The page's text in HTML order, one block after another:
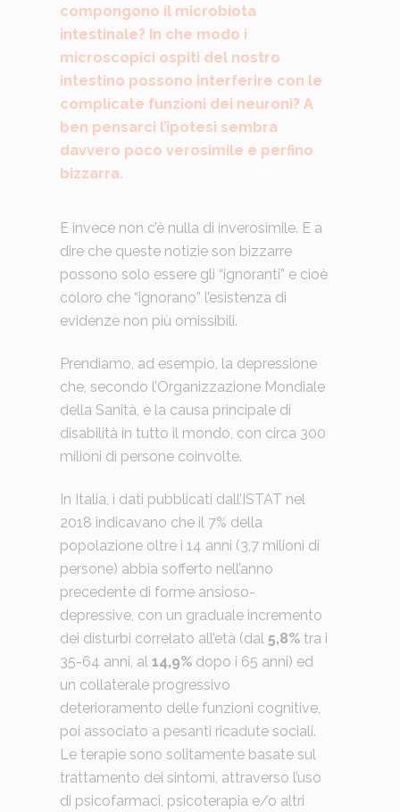
compongono il microbiota
intestinale? In che modo i
microscopici ospiti del nostro
intestino possono interferire con le
complicate funzioni dei neuroni? A
ben pensarci l’ipotesi sembra
davvero poco verosimile e perfino
bizzarra.
E invece non c’è nulla di inverosimile. E a
dire che queste notizie son bizzarre
possono solo essere gli “ignoranti” e cioè
coloro che “ignorano” l’esistenza di
evidenze non più omissibili.
Prendiamo, ad esempio, la depressione
che, secondo l’Organizzazione Mondiale
della Sanità, è la causa principale di
disabilità in tutto il mondo, con circa 300
milioni di persone coinvolte.
In Italia, i dati pubblicati dall’ISTAT nel
2018 indicavano che il 7% della
popolazione oltre i 14 anni (3,7 milioni di
persone) abbia sofferto nell’anno
precedente di forme ansioso-
depressive, con un graduale incremento
dei disturbi correlato all’età (dal 5,8%tra i
35-64 anni, al 14,9%dopo i 65 anni) ed
un collaterale progressivo
deterioramento delle funzioni cognitive,
poi associato a pesanti ricadute sociali.
Le terapie sono solitamente basate sul
trattamento dei sintomi, attraverso l’uso
di psicofarmaci, psicoterapia e/o altri